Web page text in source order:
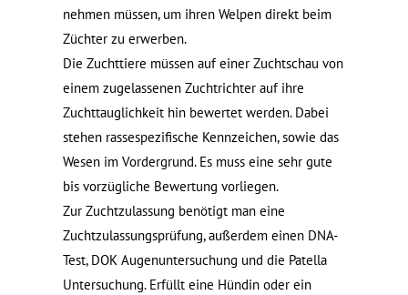
nehmen müssen, um ihren Welpen direkt beim
Züchter zu erwerben.
Die Zuchttiere müssen auf einer Zuchtschau von
einem zugelassenen Zuchtrichter auf ihre
Zuchttauglichkeit hin bewertet werden. Dabei
stehen rassespezifische Kennzeichen, sowie das
Wesen im Vordergrund. Es muss eine sehr gute
bis vorzügliche Bewertung vorliegen.
Zur Zuchtzulassung benötigt man eine
Zuchtzulassungsprüfung, außerdem einen DNA-
Test, DOK Augenuntersuchung und die Patella
Untersuchung. Erfüllt eine Hündin oder ein